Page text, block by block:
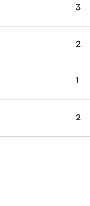
3
2
1
2